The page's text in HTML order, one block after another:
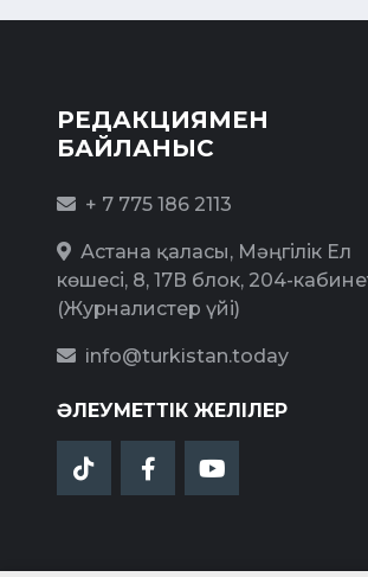
РЕДАКЦИЯМЕН
БАЙЛАНЫС
+ 7 775 186 2113
Астана қаласы, Мәңгілік Ел
көшесі, 8, 17В блок, 204-
(Журналистер үйі)
info@turkistan.today
ӘЛЕУМЕТТІК ЖЕЛІЛЕР